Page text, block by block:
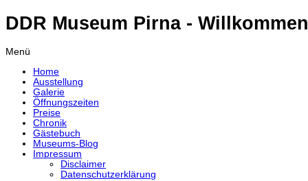
DDR Museum Pirna -
Menü
Home
Ausstellung
Galerie
Öffnungszeiten
Preise
Chronik
Gästebuch
Museums-Blog
Impressum
Disclaimer
Datenschutzerklärung